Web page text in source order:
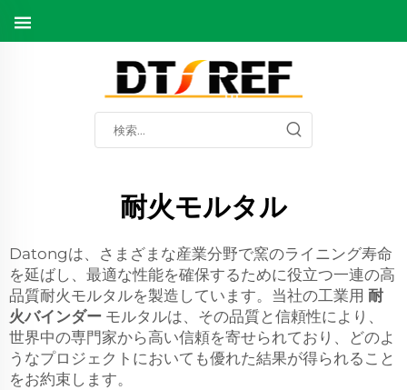
耐火モルタル
Datongは、さまざまな産業分野で窯のライニング寿命
を延ばし、最適な性能を確保するために役立つ一連の高
品質耐火モルタルを製造しています。当社の工業用 耐
火バインダー モルタルは、その品質と信頼性により、
世界中の専門家から高い信頼を寄せられており、どのよ
うなプロジェクトにおいても優れた結果が得られること
をお約束します。